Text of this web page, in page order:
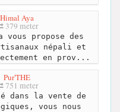
Himal Aya
379 meter
vous propose des
népali et
en prov...
Pur'THE
751 meter
dans la vente de
vous nous